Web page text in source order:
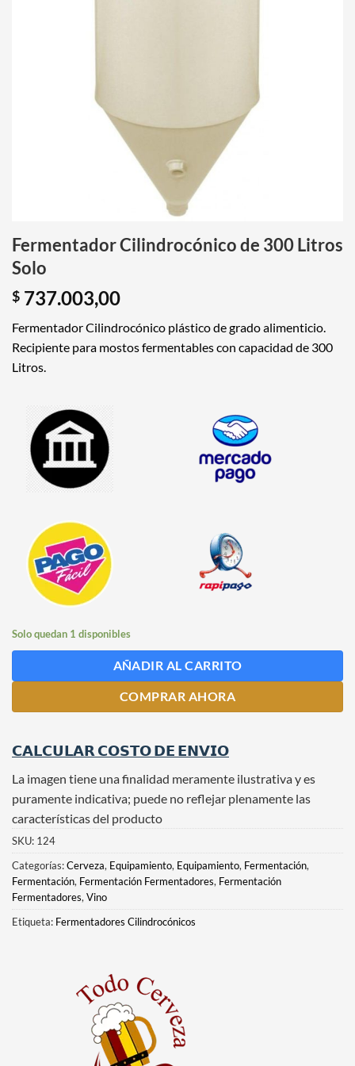
Fermentador Cilindrocónico de 300 Litros
Solo
$ 737.003,00
Fermentador Cilindrocónico plástico de grado alimenticio.
Recipiente para mostos fermentables con capacidad de 300
Litros.
Solo quedan 1 disponibles
AÑADIR AL CARRITO
COMPRAR AHORA
𝗖𝗔𝗟𝗖𝗨𝗟𝗔𝗥 𝗖𝗢𝗦𝗧𝗢 𝗗𝗘 𝗘𝗡𝗩𝗜𝗢
La imagen tiene una finalidad meramente ilustrativa y es
puramente indicativa; puede no reflejar plenamente las
características del producto
SKU: 124
Categorías:Cerveza, Equipamiento, Equipamiento, Fermentación,
Fermentación, Fermentación Fermentadores, Fermentación
Fermentadores, Vino
Etiqueta: Fermentadores Cilindrocónicos